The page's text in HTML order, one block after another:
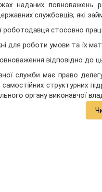
наданих повноважень
службовців, які
роботодавця стосовно
для роботи умови та їх
відповідно до
служби має право
структурних
органу виконавчої